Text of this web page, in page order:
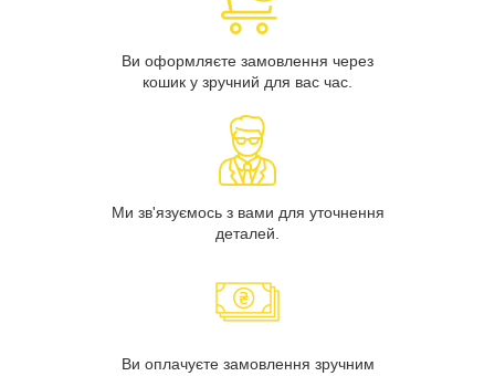
Ви оформляєте замовлення через
кошик у зручний для вас час.
Ми зв'язуємось з вами для уточнення
деталей.
Ви оплачуєте замовлення зручним